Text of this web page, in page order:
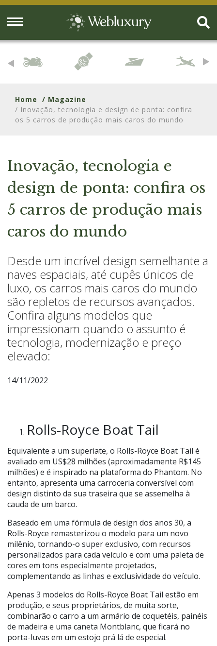
Home
/ Magazine
/ Inovação, tecnologia e design de ponta: confira
os 5 carros de produção mais caros do mundo
Inovação, tecnologia e
design de ponta: confira os
5 carros de produção mais
caros do mundo
Desde um incrível design semelhante a
naves espaciais, até cupês únicos de
luxo, os carros mais caros do mundo
são repletos de recursos avançados.
Confira alguns modelos que
impressionam quando o assunto é
tecnologia, modernização e preço
elevado:
14/11/2022
Rolls-Royce Boat Tail
Equivalente a um superiate, o Rolls-Royce Boat Tail é
avaliado em US$28 milhões (aproximadamente R$145
milhões) e é inspirado na plataforma do Phantom. No
entanto, apresenta uma carroceria conversível com
design distinto da sua traseira que se assemelha à
cauda de um barco.
Baseado em uma fórmula de design dos anos 30, a
Rolls-Royce remasterizou o modelo para um novo
milênio, tornando-o super exclusivo, com recursos
personalizados para cada veículo e com uma paleta de
cores em tons especialmente projetados,
complementando as linhas e exclusividade do veículo.
Apenas 3 modelos do Rolls-Royce Boat Tail estão em
produção, e seus proprietários, de muita sorte,
combinarão o carro a um armário de coquetéis, painéis
de madeira e uma caneta Montblanc, que ficará no
porta-luvas em um estojo prá lá de especial.